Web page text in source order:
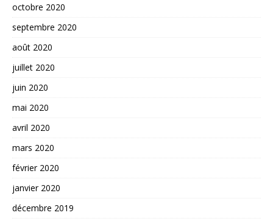
octobre 2020
septembre 2020
août 2020
juillet 2020
juin 2020
mai 2020
avril 2020
mars 2020
février 2020
janvier 2020
décembre 2019